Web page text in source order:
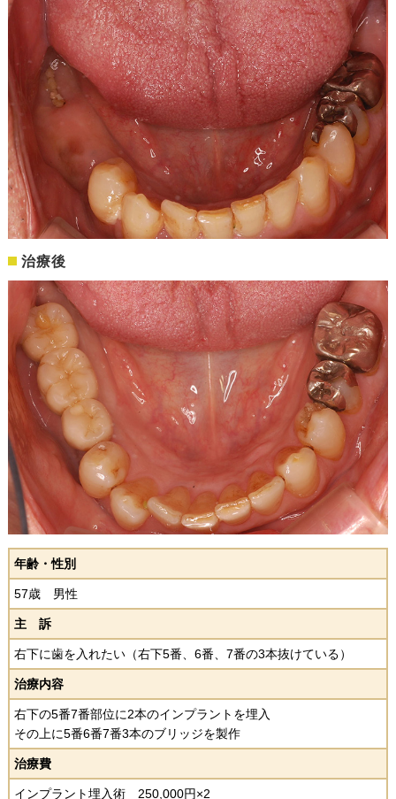
治療後
年齢・性別
57歳 男性
主 訴
右下に歯を入れたい（右下5番、6番、7番の3本抜けている）
治療内容
右下の5番7番部位に2本のインプラントを埋入
その上に5番6番7番3本のブリッジを製作
治療費
インプラント埋入術 250,000円×2